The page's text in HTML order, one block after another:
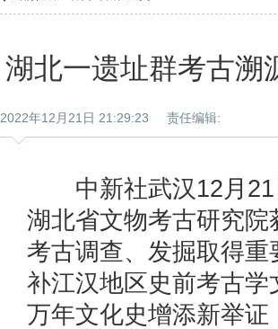
湖北一遗址群考古溯
2022年12月21日 21:29:23 责任编辑:
中新社武汉12月21
湖北省文物考古研究
考古调查、发掘取得
补江汉地区史前考古
万年文化史增添新举